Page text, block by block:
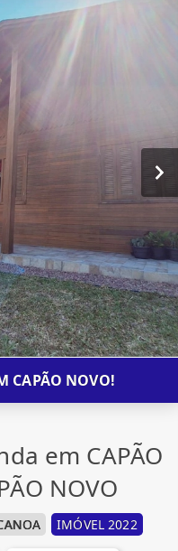
CAPÃO NOVO!
em CAPÃO
NOVO
IMÓVEL 2022